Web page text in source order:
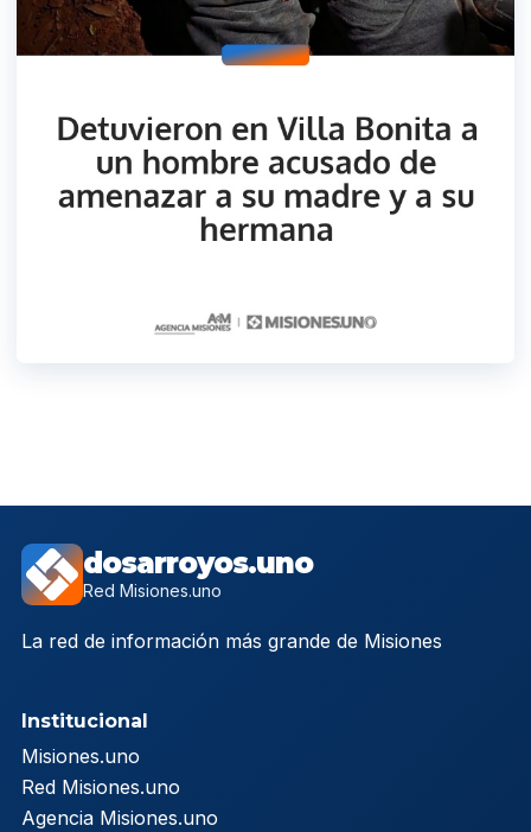
dosarroyos.uno
Red Misiones.uno
La red de información más grande de Misiones
Institucional
Misiones.uno
Red Misiones.uno
Agencia Misiones.uno